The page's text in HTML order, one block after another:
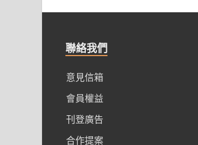
聯絡我們
意見信箱
會員權益
刊登廣告
合作提案